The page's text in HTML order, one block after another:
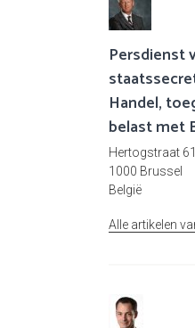
Persdienst
Handel,
belast met
Hertogstraat 61
1000 Brussel
België
Alle artikelen